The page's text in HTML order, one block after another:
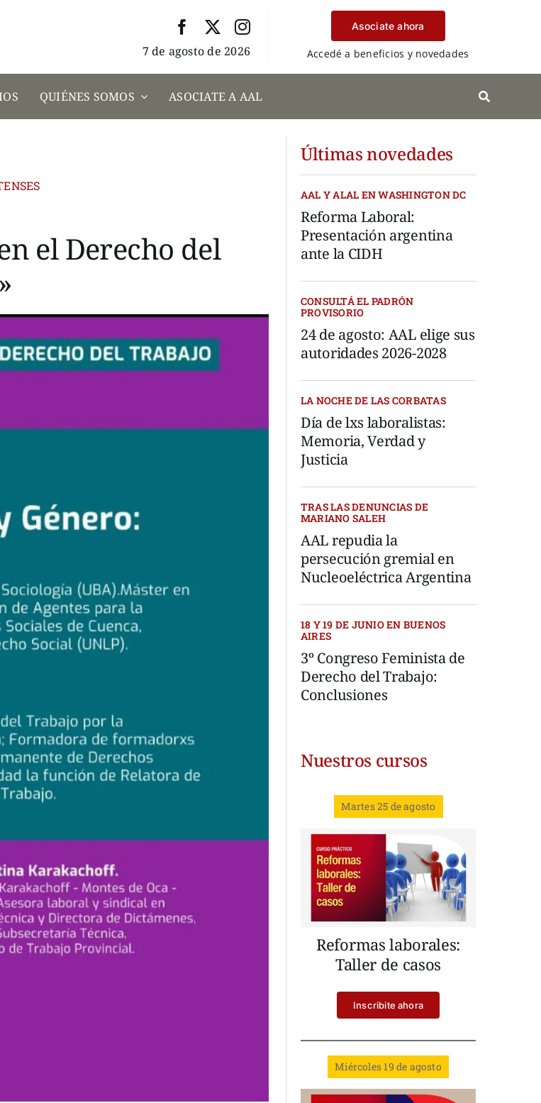
7 de agosto de 2026
Asociate ahora
Accedé a beneficios y novedades
QUIÉNES SOMOS ASOCIATE A AAL
el Derecho del
Últimas novedades
AAL Y ALAL EN WASHINGTON DC
Reforma Laboral:
Presentación argentina
ante la CIDH
CONSULTÁ EL PADRÓN
PROVISORIO
24 de agosto: AAL elige sus
autoridades 2026-2028
LA NOCHE DE LAS CORBATAS
Día de lxs laboralistas:
Memoria, Verdad y
Justicia
TRAS LAS DENUNCIAS DE
MARIANO SALEH
AAL repudia la
persecución gremial en
Nucleoeléctrica Argentina
18 Y 19 DE JUNIO EN BUENOS
AIRES
3º Congreso Feminista de
Derecho del Trabajo:
Conclusiones
Nuestros cursos
Martes 25 de agosto
Reformas laborales:
Taller de casos
Inscribite ahora
Miércoles 19 de agosto